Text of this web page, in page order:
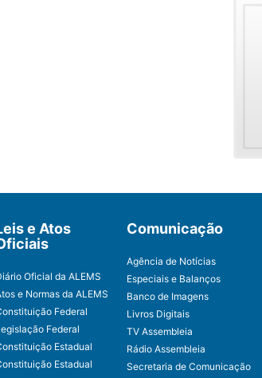
e Atos
Oficial da ALEMS
e Normas da ALEMS
Federal
Federal
Estadual
Estadual
Comunicação
Agência de Notícias
Especiais e Balanços
Banco de Imagens
Livros Digitais
TV Assembleia
Rádio Assembleia
Secretaria de Comunicação